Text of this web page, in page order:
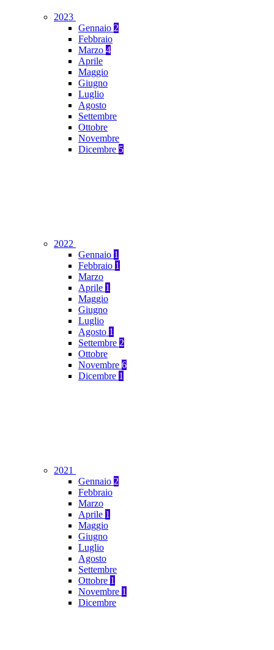
2023
Gennaio 2
Febbraio
Marzo 4
Aprile
Maggio
Giugno
Luglio
Agosto
Settembre
Ottobre
Novembre
Dicembre 5
2022
Gennaio 1
Febbraio 1
Marzo
Aprile 1
Maggio
Giugno
Luglio
Agosto 1
Settembre 2
Ottobre
Novembre 6
Dicembre 1
2021
Gennaio 2
Febbraio
Marzo
Aprile 1
Maggio
Giugno
Luglio
Agosto
Settembre
Ottobre 1
Novembre 1
Dicembre